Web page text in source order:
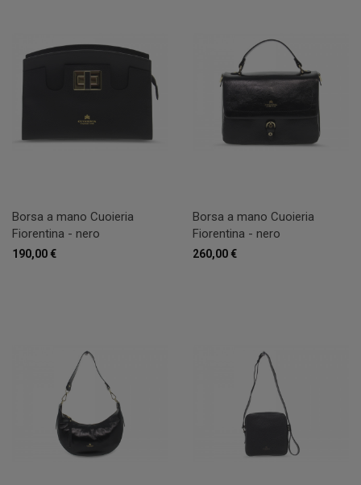
Borsa a mano Cuoieria
Fiorentina - nero
190,00 €
Borsa a mano Cuoieria
Fiorentina - nero
260,00 €